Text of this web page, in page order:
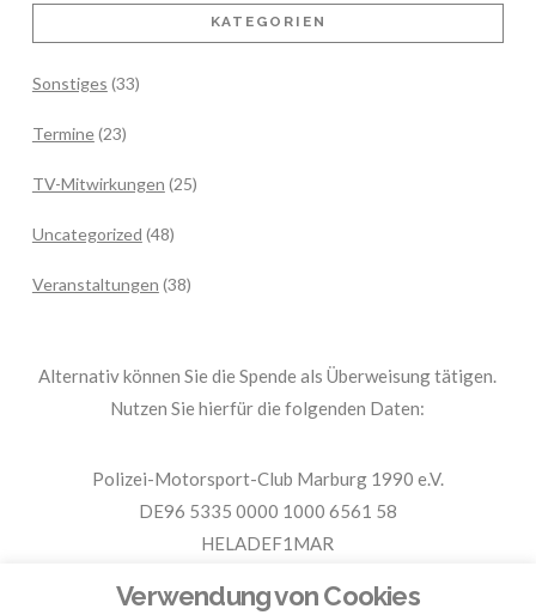
KATEGORIEN
Sonstiges (33)
Termine(23)
TV-Mitwirkungen (25)
Uncategorized (48)
Veranstaltungen (38)
Alternativ können Sie die Spende als Überweisung tätigen.
Nutzen Sie hierfür die folgenden Daten:
Polizei-Motorsport-Club Marburg 1990 e.V.
DE96 5335 0000 1000 6561 58
HELADEF1MAR
Verwendung von Cookies